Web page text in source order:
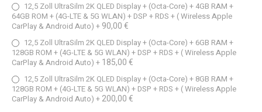
12,5 Zoll UltraSilm 2K QLED Display + (Octa-Core) + 4GB RAM +
64GB ROM + (4G-LTE & 5G WLAN) + DSP + RDS + ( Wireless Apple
CarPlay & Android Auto) + 90,00 €
12,5 Zoll UltraSilm 2K QLED Display + (Octa-Core) + 6GB RAM +
128GB ROM + (4G-LTE & 5G WLAN) + DSP + RDS + ( Wireless Apple
CarPlay & Android Auto) + 185,00 €
12,5 Zoll UltraSilm 2K QLED Display + (Octa-Core) + 8GB RAM +
128GB ROM + (4G-LTE & 5G WLAN) + DSP + RDS + ( Wireless Apple
CarPlay & Android Auto) +200,00 €